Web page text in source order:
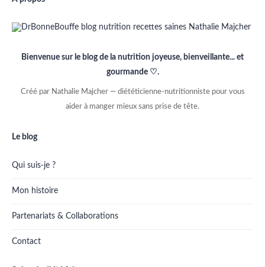
Bienvenue sur le blog de la nutrition joyeuse, bienveillante... et
gourmande ♡.
Créé par Nathalie Majcher — diététicienne-nutritionniste pour vous
aider à manger mieux sans prise de tête.
Le blog
Qui suis-je ?
Mon histoire
Partenariats & Collaborations
Contact